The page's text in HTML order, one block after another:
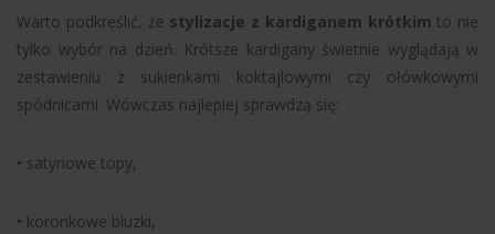
Warto podkreślić, że stylizacje z kardiganem krótkim to nie
tylko wybór na dzień. Krótsze kardigany świetnie wyglądają w
zestawieniu z sukienkami koktajlowymi czy ołówkowymi
spódnicami. Wówczas najlepiej sprawdzą się:
• satynowe topy,
• koronkowe bluzki,